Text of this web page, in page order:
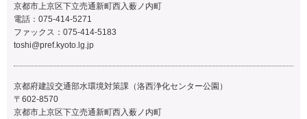
京都市上京区下立売通新町西入薮ノ内町
電話：075-414-5271
ファックス：075-414-5183
toshi@pref.kyoto.lg.jp
京都府建設交通部水環境対策課（洛西浄化センター公園）
〒602-8570
京都市上京区下立売通新町西入薮ノ内町